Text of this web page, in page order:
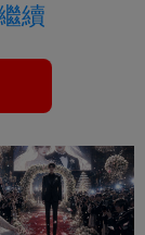
續